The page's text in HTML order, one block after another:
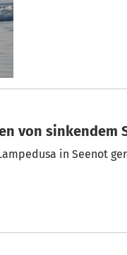
von sinkendem
in Seenot